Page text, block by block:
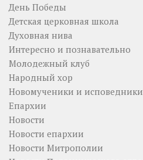
День Победы
Детская церковная школа
Духовная нива
Интересно и познавательно
Молодежный клуб
Народный хор
Новомученики и исповедники
Епархии
Новости
Новости епархии
Новости Митрополии